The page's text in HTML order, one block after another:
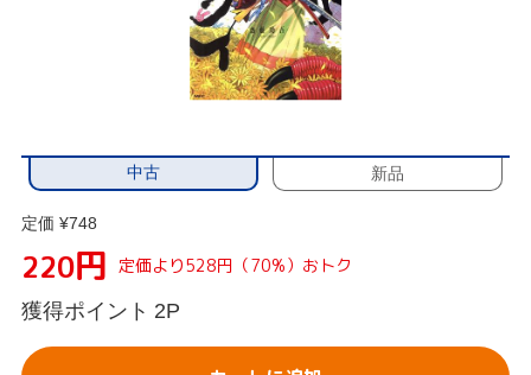
中古 新品
定価 ¥748
220円 定価より528円（70%）おトク
獲得ポイント 2P